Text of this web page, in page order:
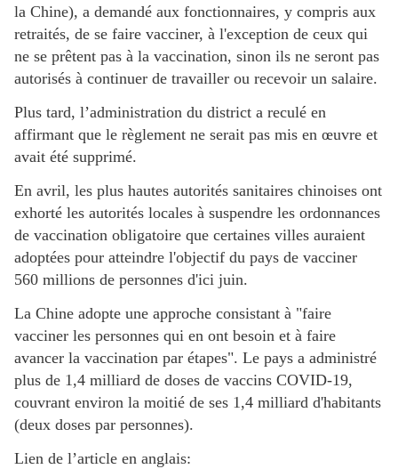
la Chine), a demandé aux fonctionnaires, y compris aux
retraités, de se faire vacciner, à l'exception de ceux qui
ne se prêtent pas à la vaccination, sinon ils ne seront pas
autorisés à continuer de travailler ou recevoir un salaire.
Plus tard, l’administration du district a reculé en
affirmant que le règlement ne serait pas mis en œuvre et
avait été supprimé.
En avril, les plus hautes autorités sanitaires chinoises ont
exhorté les autorités locales à suspendre les ordonnances
de vaccination obligatoire que certaines villes auraient
adoptées pour atteindre l'objectif du pays de vacciner
560 millions de personnes d'ici juin.
La Chine adopte une approche consistant à "faire
vacciner les personnes qui en ont besoin et à faire
avancer la vaccination par étapes". Le pays a administré
plus de 1,4 milliard de doses de vaccins COVID-19,
couvrant environ la moitié de ses 1,4 milliard d'habitants
(deux doses par personnes).
Lien de l’article en anglais: